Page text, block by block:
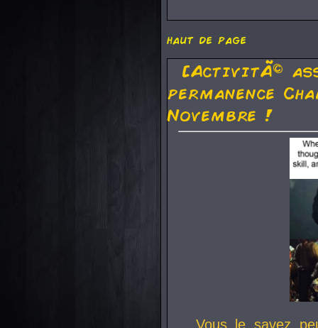
haut de page
[ActivitÃ©
permanence
Novembre !
Vous le savez